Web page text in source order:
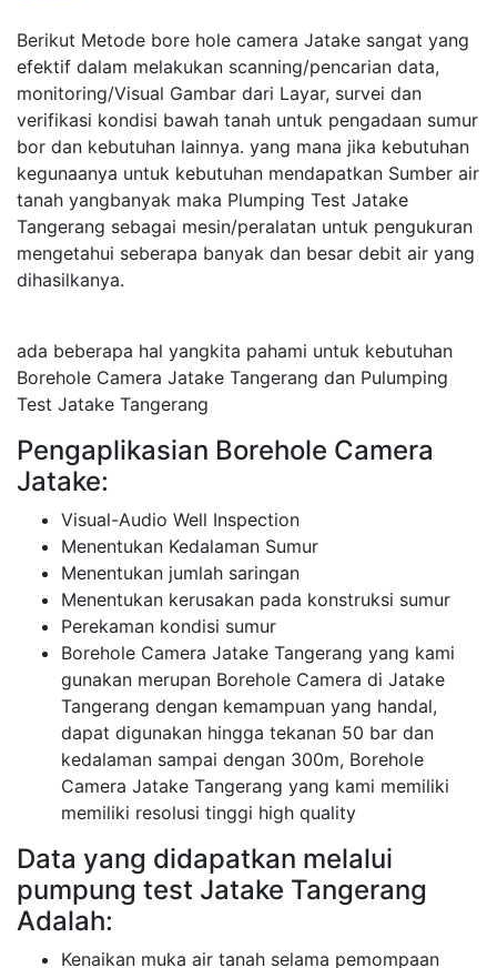
Berikut Metode bore hole camera Jatake sangat yang
efektif dalam melakukan scanning/pencarian data,
monitoring/Visual Gambar dari Layar, survei dan
verifikasi kondisi bawah tanah untuk pengadaan sumur
bor dan kebutuhan lainnya. yang mana jika kebutuhan
kegunaanya untuk kebutuhan mendapatkan Sumber air
tanah yangbanyak maka Plumping Test Jatake
Tangerang sebagai mesin/peralatan untuk pengukuran
mengetahui seberapa banyak dan besar debit air yang
dihasilkanya.
ada beberapa hal yangkita pahami untuk kebutuhan
Borehole Camera Jatake Tangerang dan Pulumping
Test Jatake Tangerang
Pengaplikasian Borehole Camera
Jatake:
Visual-Audio Well Inspection
Menentukan Kedalaman Sumur
Menentukan jumlah saringan
Menentukan kerusakan pada konstruksi sumur
Perekaman kondisi sumur
Borehole Camera Jatake Tangerang yang kami
gunakan merupan Borehole Camera di Jatake
Tangerang dengan kemampuan yang handal,
dapat digunakan hingga tekanan 50 bar dan
kedalaman sampai dengan 300m, Borehole
Camera Jatake Tangerang yang kami memiliki
memiliki resolusi tinggi high quality
Data yang didapatkan melalui
pumpung test Jatake Tangerang
Adalah:
Kenaikan muka air tanah selama pemompaan